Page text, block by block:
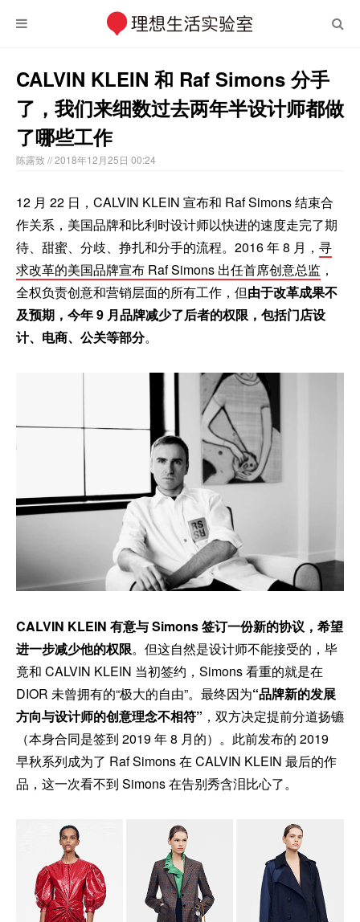
CALVIN KLEIN 和 Raf Simons 分手
了，我们来细数过去两年半设计师都做
了哪些工作
陈露致// 2018年12月25日 00:24
12 月 22 日，CALVIN KLEIN 宣布和 Raf Simons 结束合
作关系，美国品牌和比利时设计师以快进的速度走完了期
待、甜蜜、分歧、挣扎和分手的流程。2016 年 8 月， 寻
求改革的美国品牌宣布 Raf Simons 出任首席创意总监 ，
全权负责创意和营销层面的所有工作，但由于改革成果不
及预期，今年 9 月品牌减少了后者的权限，包括门店设
计、电商、公关等部分。
CALVIN KLEIN 有意与 Simons 签订一份新的协议，希望
进一步减少他的权限。但这自然是设计师不能接受的，毕
竟和 CALVIN KLEIN 当初签约，Simons 看重的就是在
DIOR 未曾拥有的“极大的自由”。最终因为“品牌新的发展
方向与设计师的创意理念不相符” ，双方决定提前分道扬镳
（本身合同是签到 2019 年 8 月的）。此前发布的 2019
早秋系列成为了 Raf Simons 在 CALVIN KLEIN 最后的作
品，这一次看不到 Simons 在告别秀含泪比心了。